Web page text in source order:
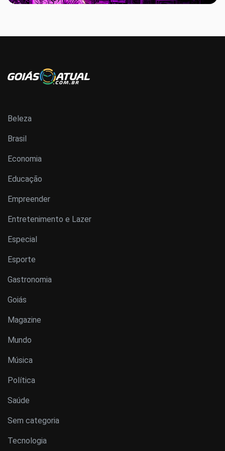
Beleza
Brasil
Economia
Educação
Empreender
Entretenimento e Lazer
Especial
Esporte
Gastronomia
Goiás
Magazine
Mundo
Música
Política
Saúde
Sem categoria
Tecnologia